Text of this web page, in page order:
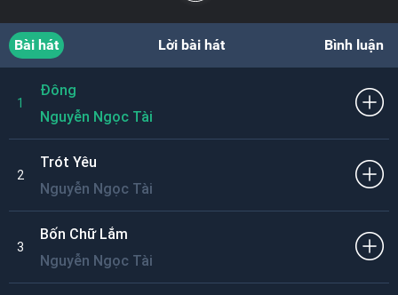
Bài hát Lời bài hát Bình luận
1
Đông
Nguyễn Ngọc Tài
2
Trót Yêu
Nguyễn Ngọc Tài
3
Bốn Chữ Lắm
Nguyễn Ngọc Tài